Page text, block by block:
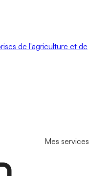
de l'agriculture et de
Mes services